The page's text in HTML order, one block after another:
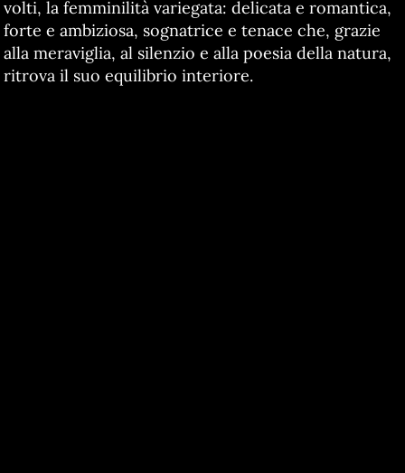
volti, la femminilità variegata: delicata e romantica,
forte e ambiziosa, sognatrice e tenace che, grazie
alla meraviglia, al silenzio e alla poesia della natura,
ritrova il suo equilibrio interiore.